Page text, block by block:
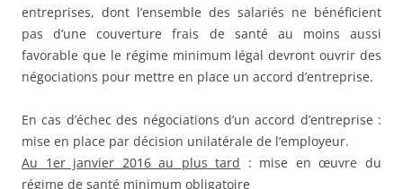
entreprises, dont l’ensemble des salariés ne bénéficient
pas d’une couverture frais de santé au moins aussi
favorable que le régime minimum légal devront ouvrir des
négociations pour mettre en place un accord d’entreprise.
En cas d’échec des négociations d’un accord d’entreprise :
mise en place par décision unilatérale de l’employeur.
Au 1er janvier 2016 au plus tard : mise en œuvre du
régime de santé minimum obligatoire